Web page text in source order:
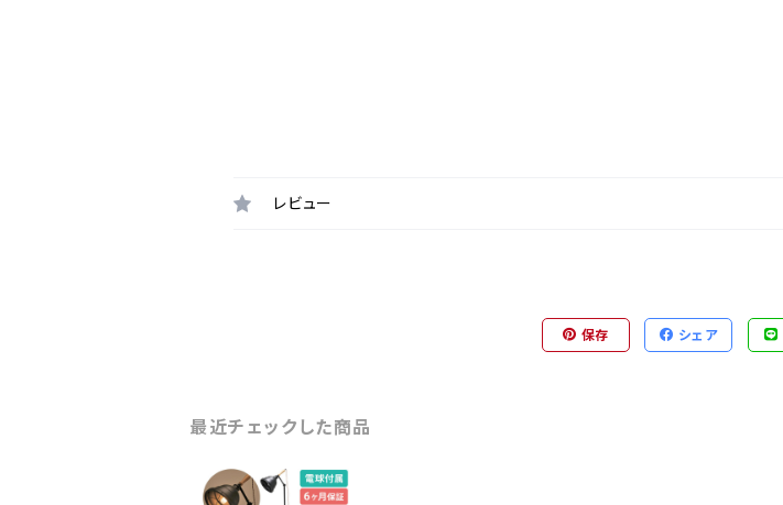
レビュー
保存 シェア
最近チェックした商品